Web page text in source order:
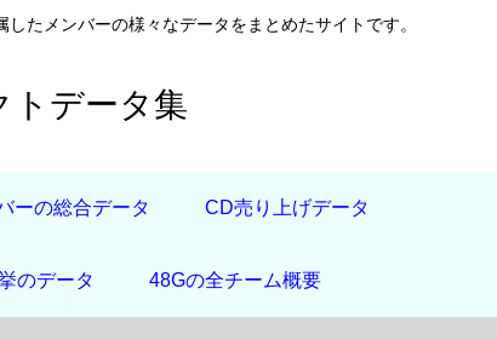
たメンバーの様々なデータをまとめたサイトです。
トデータ集
ーの総合データ CD売り上げデータ
のデータ 48Gの全チーム概要